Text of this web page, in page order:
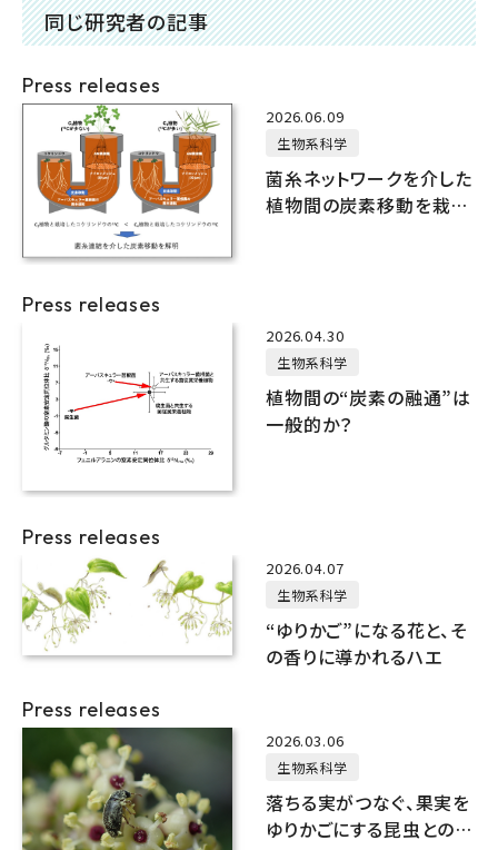
同じ研究者の記事
Press releases
2026.06.09
生物系科学
菌糸ネットワークを介した
植物間の炭素移動を栽培
Press releases
2026.04.30
生物系科学
植物間の“炭素の融通”は
一般的か？
Press releases
2026.04.07
生物系科学
“ゆりかご”になる花と、そ
の香りに導かれるハエ
Press releases
2026.03.06
生物系科学
落ちる実がつなぐ、果実を
ゆりかごにする昆虫との助